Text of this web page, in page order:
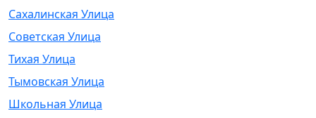
Сахалинская Улица
Советская Улица
Тихая Улица
Тымовская Улица
Школьная Улица